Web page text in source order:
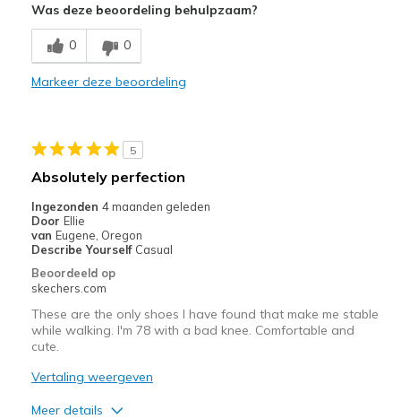
Stylish
Minpunten
Need Break In
Casual Wear
Sizing
View On Shoes
Shoes are for Wearing
Was deze beoordeling behulpzaam?
0 0
Markeer deze beoordeling
5
Absolutely perfection
Ingezonden 4 maanden geleden
Door Ellie
van Eugene, Oregon
Describe Yourself Casual
Beoordeeld op
skechers.com
These are the only shoes I have found that make me stable
while walking. I'm 78 with a bad knee. Comfortable and
cute.
Vertaling weergeven
Meer details